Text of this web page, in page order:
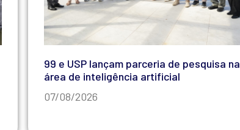
99 e USP lançam parceria de pesquisa na
área de inteligência artificial
07/08/2026